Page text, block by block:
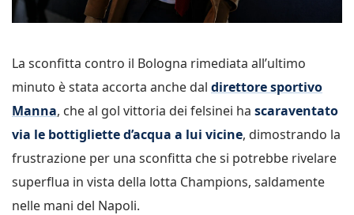
La sconfitta contro il Bologna rimediata all’ultimo
minuto è stata accorta anche dal direttore sportivo
Manna, che al gol vittoria dei felsinei ha scaraventato
via le bottigliette d’acqua a lui vicine, dimostrando la
frustrazione per una sconfitta che si potrebbe rivelare
superflua in vista della lotta Champions, saldamente
nelle mani del Napoli.